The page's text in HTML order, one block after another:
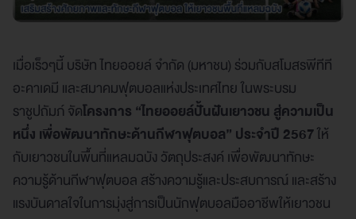
เมื่อเร็วๆนี้ บริษัท ไทยออยล์ จำกัด (มหาชน) ร่วมกับสโมสรพีทีที
อะคาเดมี และสมาคมฟุตบอลแห่งประเทศไทย ในพระบรม
ราชูปถัมภ์ จัดโครงการ “ไทยออยล์ปั้นฝันเยาวชน สู่ความเป็น
หนึ่ง เพื่อพัฒนาทักษะด้านกีฬาฟุตบอล” ประจำปี 2567ให้
กับเยาวชนในพื้นที่แหลมฉบัง วัตถุประสงค์ เพื่อพัฒนาทักษะ
ความรู้ด้านกีฬาฟุตบอล สร้างความรู้และประสบการณ์ และสร้าง
แรงบันดาลใจในการมุ่งสู่การเป็นนักฟุตบอลมืออาชีพให้เยาวชน